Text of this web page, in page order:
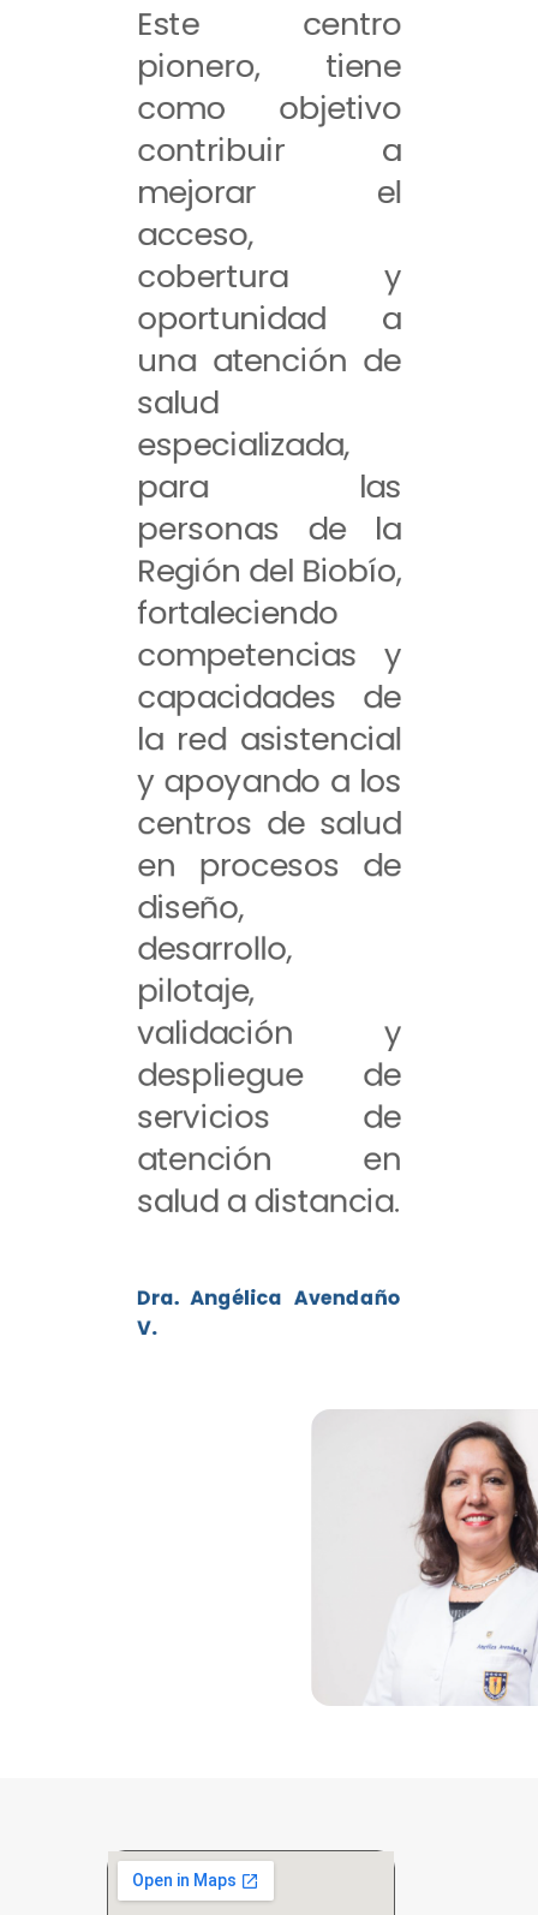
Este centro
pionero, tiene
como objetivo
contribuir a
mejorar el
acceso,
cobertura y
oportunidad a
una atención de
salud
especializada,
para las
personas de la
Región del Biobío,
fortaleciendo
competencias y
capacidades de
la red asistencial
y apoyando a los
centros de salud
en procesos de
diseño,
desarrollo,
pilotaje,
validación y
despliegue de
servicios de
atención en
salud a distancia.
Dra. Angélica Avendaño
V.